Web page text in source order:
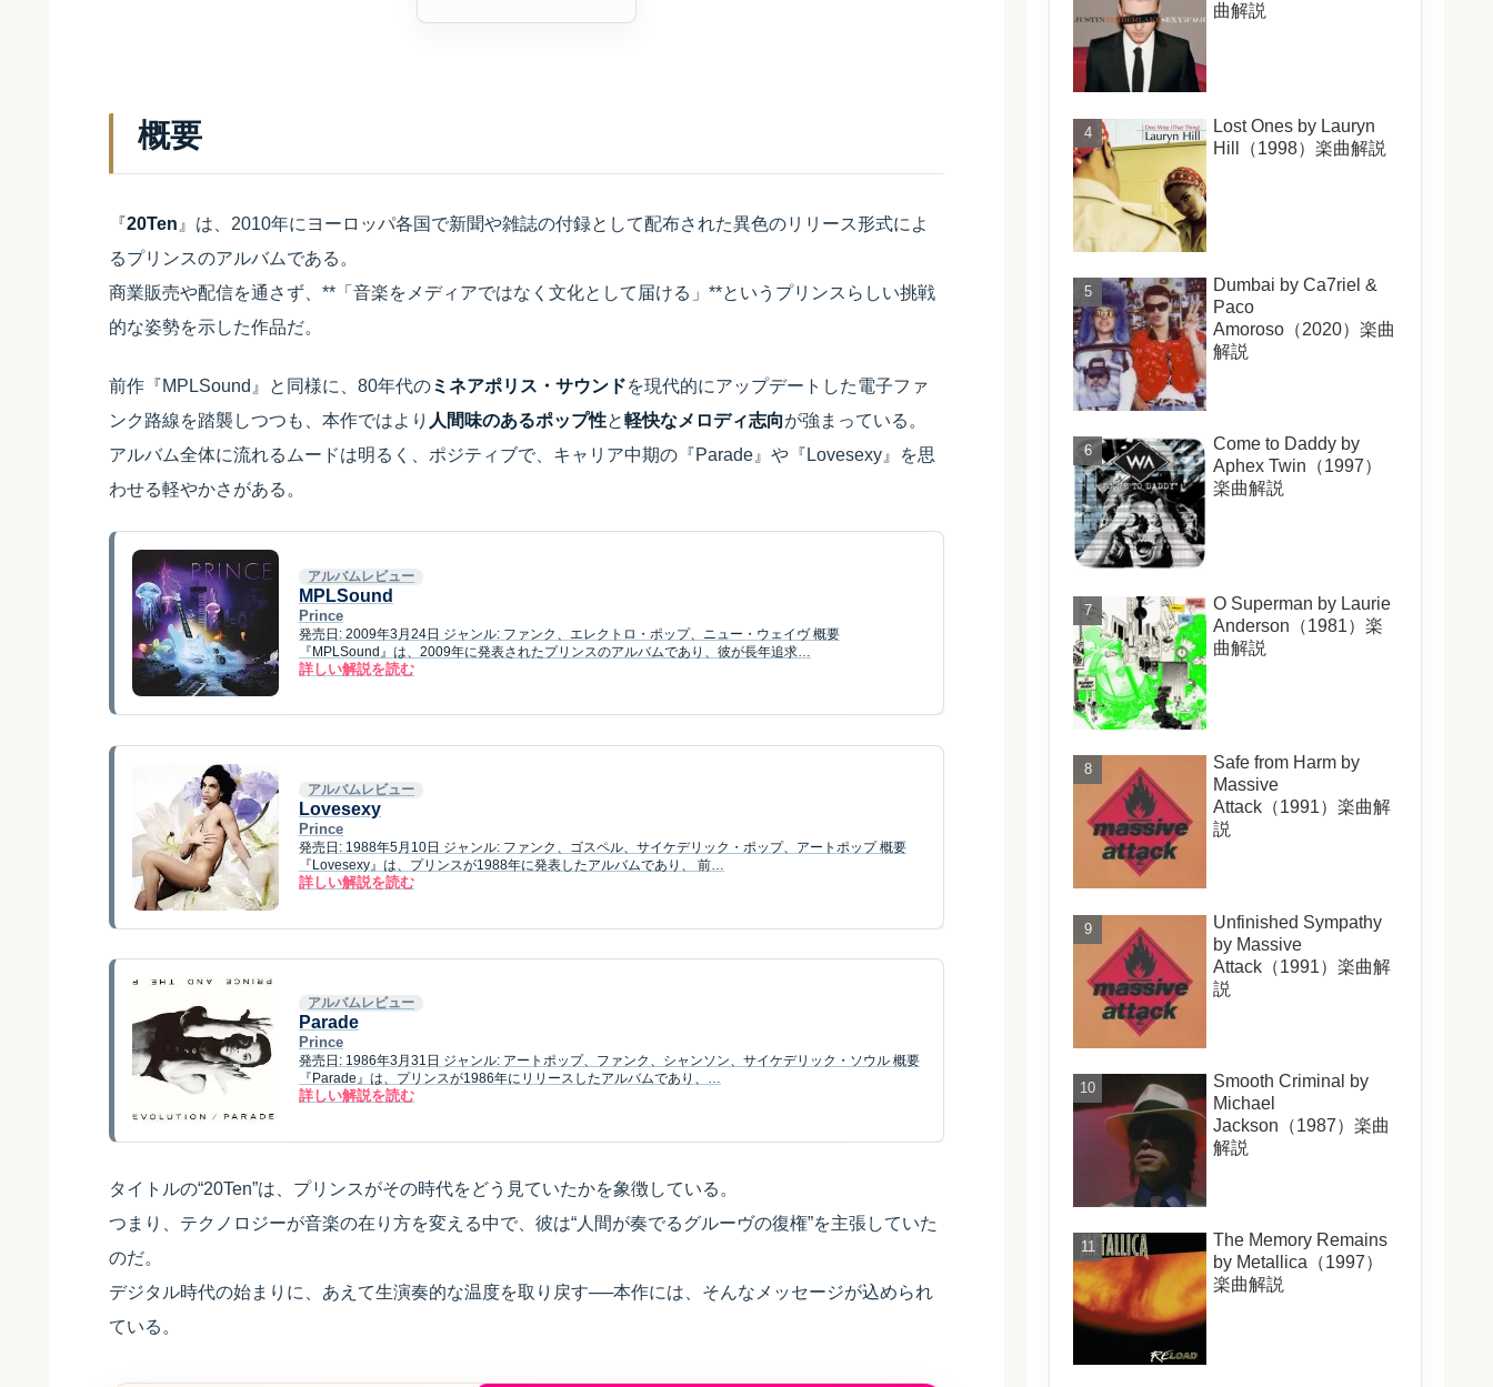
概要
『20Ten 』は、2010年にヨーロッパ各国で新聞や雑誌の付録として配布された異色のリリース形式によ
るプリンスのアルバムである。
商業販売や配信を通さず、**「音楽をメディアではなく文化として届ける」**というプリンスらしい挑戦
的な姿勢を示した作品だ。
前作『MPLSound』と同様に、80年代のミネアポリス・サウンドを現代的にアップデートした電子ファ
ンク路線を踏襲しつつも、本作ではより 人間味のあるポップ性と軽快なメロディ志向が強まっている。
アルバム全体に流れるムードは明るく、ポジティブで、キャリア中期の『Parade』や『Lovesexy』を思
わせる軽やかさがある。
アルバムレビュー
MPLSound
Prince
発売日: 2009年3月24日 ジャンル: ファンク、エレクトロ・ポップ、ニュー・ウェイヴ 概要
『MPLSound』は、2009年に発表されたプリンスのアルバムであり、彼が長年追求…
詳しい解説を読む
アルバムレビュー
Lovesexy
Prince
発売日: 1988年5月10日 ジャンル: ファンク、ゴスペル、サイケデリック・ポップ、アートポップ 概要
『Lovesexy』は、プリンスが1988年に発表したアルバムであり、 前…
詳しい解説を読む
アルバムレビュー
Parade
Prince
発売日: 1986年3月31日 ジャンル: アートポップ、ファンク、シャンソン、サイケデリック・ソウル 概要
『Parade』は、プリンスが1986年にリリースしたアルバムであり、…
詳しい解説を読む
タイトルの“20Ten”は、プリンスがその時代をどう見ていたかを象徴している。
つまり、テクノロジーが音楽の在り方を変える中で、彼は“人間が奏でるグルーヴの復権”を主張していた
のだ。
デジタル時代の始まりに、あえて生演奏的な温度を取り戻す──本作には、そんなメッセージが込められ
ている。
曲解説
Lost Ones by Lauryn
Hill（1998）楽曲解説
Dumbai by Ca7riel &
Paco
Amoroso（2020）楽曲
解説
Come to Daddy by
Aphex Twin（1997）
楽曲解説
O Superman by Laurie
Anderson（1981）楽
曲解説
Safe from Harm by
Massive
Attack（1991）楽曲解
説
Unfinished Sympathy
by Massive
Attack（1991）楽曲解
説
Smooth Criminal by
Michael
Jackson（1987）楽曲
解説
The Memory Remains
by Metallica（1997）
楽曲解説